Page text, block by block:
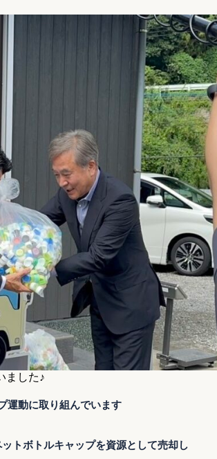
ました♪
運動に取り組んでいます
トボトルキャップを資源として売却し